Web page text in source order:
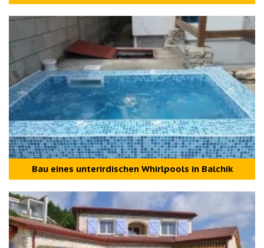
Bau eines unterirdischen Whirlpools in Balchik